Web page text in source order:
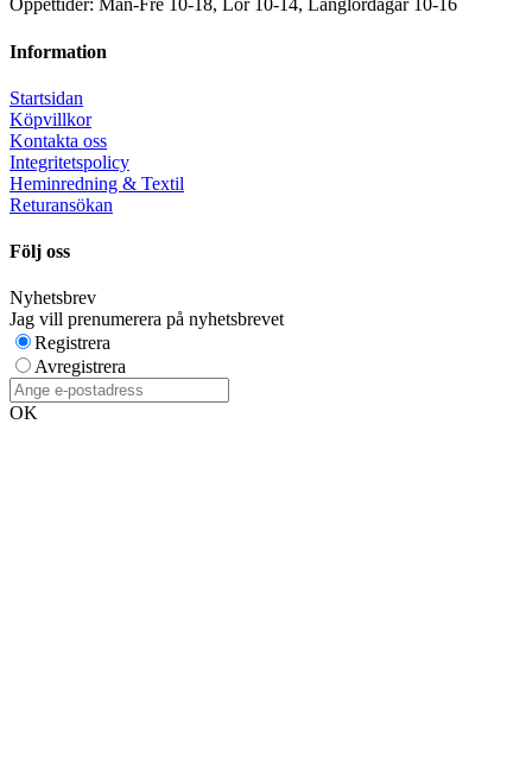
Öppettider: Mån-Fre 10-18, Lör 10-14, Långlördagar 10-16
Information
Startsidan
Köpvillkor
Kontakta oss
Integritetspolicy
Heminredning & Textil
Returansökan
Följ oss
Nyhetsbrev
Jag vill prenumerera på nyhetsbrevet
Registrera
Avregistrera
OK